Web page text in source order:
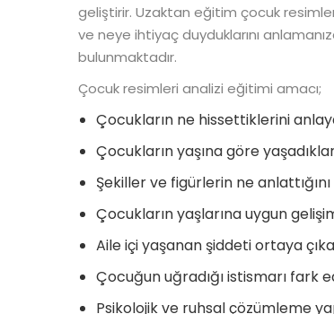
geliştirir. Uzaktan eğitim çocuk
ve neye ihtiyaç duyduklarını
bulunmaktadır.
Çocuk resimleri analizi eğitimi amacı;
Çocukların ne hissettiklerini
Çocukların yaşına göre
Şekiller ve figürlerin ne
Çocukların yaşlarına uygun
Aile içi yaşanan şiddeti ortaya
Çocuğun uğradığı istismarı fark
Psikolojik ve ruhsal çözümleme